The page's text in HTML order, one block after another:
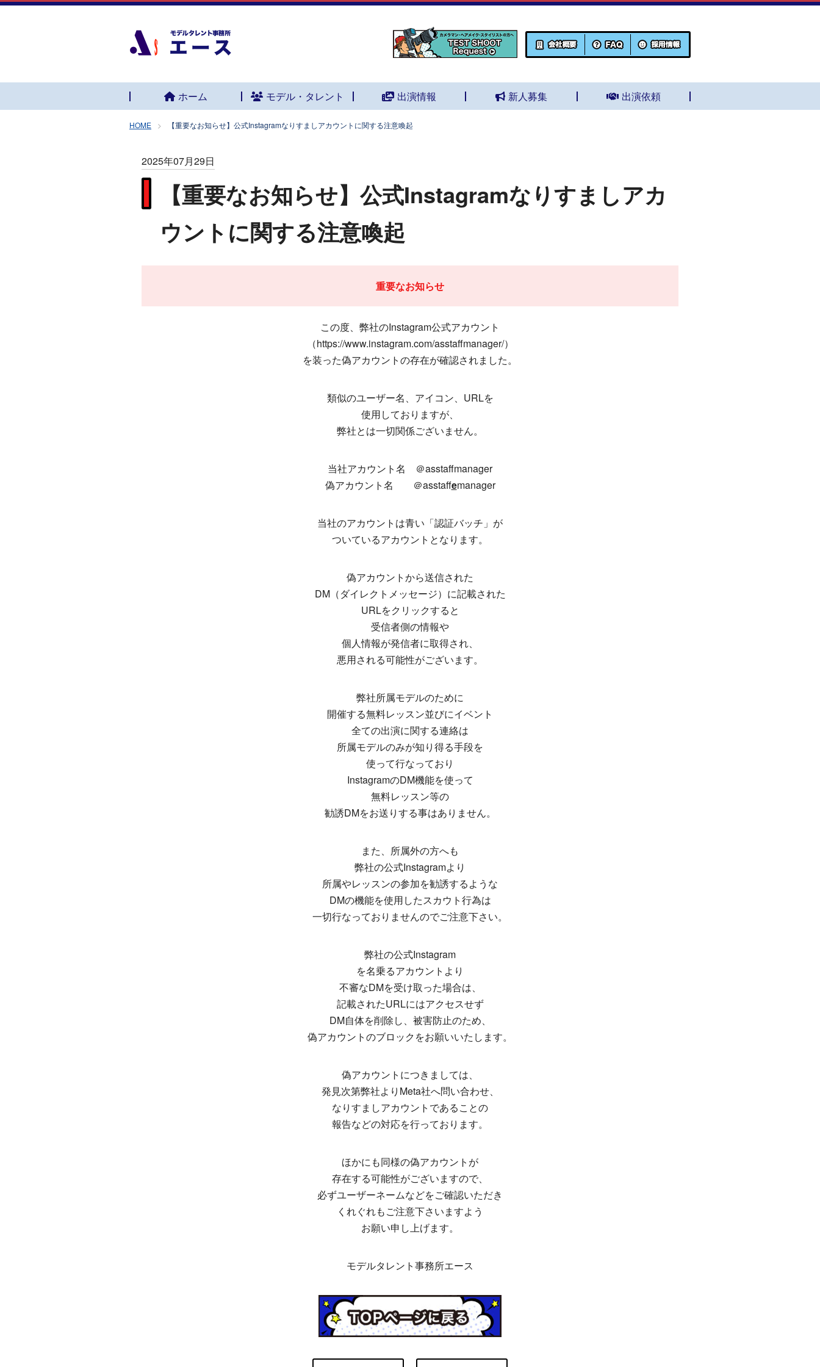
ホーム モデル・タレント 出演情報 新人募集 出演依頼
HOME 【重要なお知らせ】公式Instagramなりすましアカウントに関する注意喚起
2025年07月29日
【重要なお知らせ】公式Instagramなりすましアカ
ウントに関する注意喚起
重要なお知らせ
この度、弊社のInstagram公式アカウント
（https://www.instagram.com/asstaffmanager/）
を装った偽アカウントの存在が確認されました。
類似のユーザー名、アイコン、URLを
使用しておりますが、
弊社とは一切関係ございません。
当社アカウント名 ＠asstaffmanager
偽アカウント名 ＠asstaffemanager
当社のアカウントは青い「認証バッチ」が
ついているアカウントとなります。
偽アカウントから送信された
DM（ダイレクトメッセージ）に記載された
URLをクリックすると
受信者側の情報や
個人情報が発信者に取得され、
悪用される可能性がございます。
弊社所属モデルのために
開催する無料レッスン並びにイベント
全ての出演に関する連絡は
所属モデルのみが知り得る手段を
使って行なっており
InstagramのDM機能を使って
無料レッスン等の
勧誘DMをお送りする事はありません。
また、所属外の方へも
弊社の公式Instagramより
所属やレッスンの参加を勧誘するような
DMの機能を使用したスカウト行為は
一切行なっておりませんのでご注意下さい。
弊社の公式Instagram
を名乗るアカウントより
不審なDMを受け取った場合は、
記載されたURLにはアクセスせず
DM自体を削除し、被害防止のため、
偽アカウントのブロックをお願いいたします。
偽アカウントにつきましては、
発見次第弊社よりMeta社へ問い合わせ、
なりすましアカウントであることの
報告などの対応を行っております。
ほかにも同様の偽アカウントが
存在する可能性がございますので、
必ずユーザーネームなどをご確認いただき
くれぐれもご注意下さいますよう
お願い申し上げます。
モデルタレント事務所エース